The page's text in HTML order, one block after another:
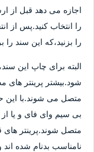
اجازه می دهد قبل از
را انتخاب کنید.پس از
را بزنید،که این سند
البته برای چاپ این
متصل می شوند.با این
بی سیم وای فای و یا
متصل شوند.پرینتر
نامناسب بدنام شده